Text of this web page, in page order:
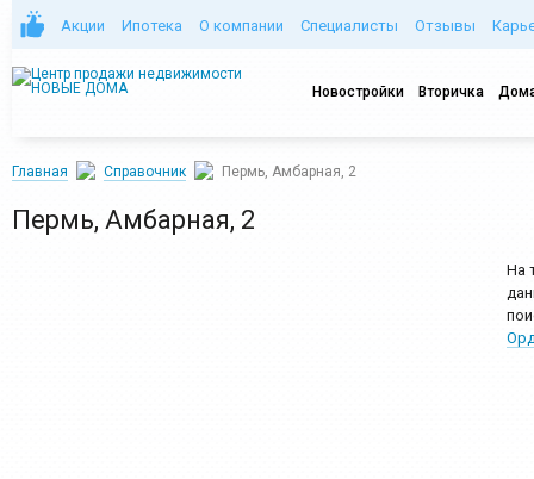
Акции Ипотека О компании Специалисты Отзывы
Новостройки Вторичка
Главная Справочник Пермь, Амбарная, 2
Пермь, Амбарная, 2
На